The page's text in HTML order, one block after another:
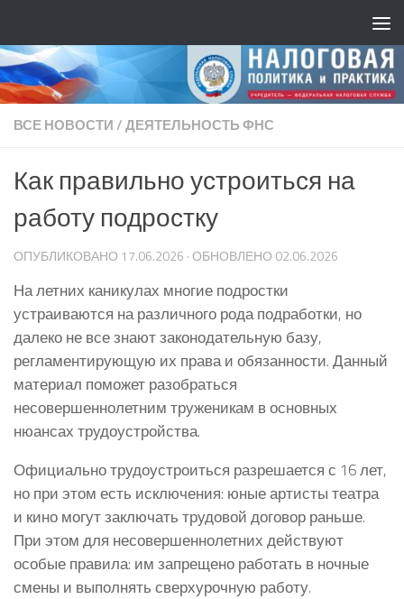
ВСЕ НОВОСТИ/ДЕЯТЕЛЬНОСТЬ ФНС
Как правильно устроиться на
работу подростку
ОПУБЛИКОВАНО 17.06.2026 · ОБНОВЛЕНО 02.06.2026
На летних каникулах многие подростки
устраиваются на различного рода подработки, но
далеко не все знают законодательную базу,
регламентирующую их права и обязанности. Данный
материал поможет разобраться
несовершеннолетним труженикам в основных
нюансах трудоустройства.
Официально трудоустроиться разрешается с 16 лет,
но при этом есть исключения: юные артисты театра
и кино могут заключать трудовой договор раньше.
При этом для несовершеннолетних действуют
особые правила: им запрещено работать в ночные
смены и выполнять сверхурочную работу.